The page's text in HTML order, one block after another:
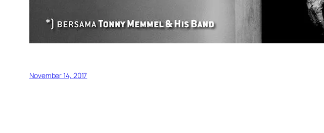
November 14, 2017